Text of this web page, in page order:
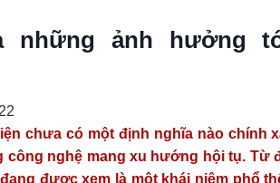
những ảnh hưởng
chưa có một định nghĩa nào chính
công nghệ mang xu hướng hội tụ. Từ
được xem là một khái niệm phổ